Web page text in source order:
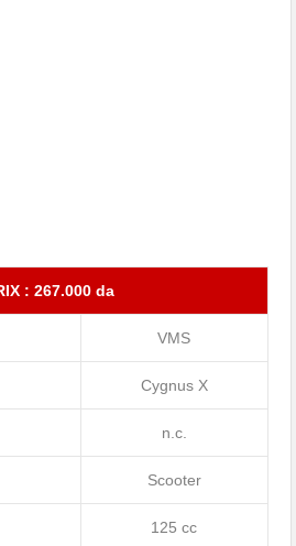
: 267.000 da
VMS
Cygnus X
n.c.
Scooter
125 cc